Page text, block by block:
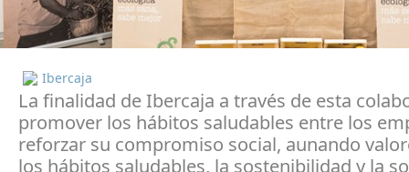
Ibercaja
La finalidad de Ibercaja a través de esta
promover los hábitos saludables entre los
reforzar su compromiso social, aunando
los hábitos saludables, la sostenibilidad y la